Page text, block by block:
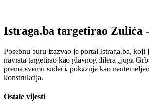
Istraga.ba targetirao Zulića
Posebnu buru izazvao je portal Istraga.ba, koji
navrata targetirao kao glavnog dilera „juga
prema svemu sudeći, pokazuje kao
konstrukcija.
Ostale vijesti